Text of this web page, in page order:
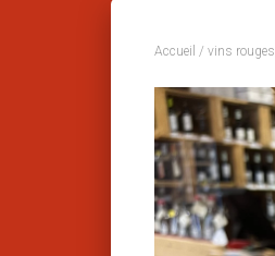
Accueil / vins rouges